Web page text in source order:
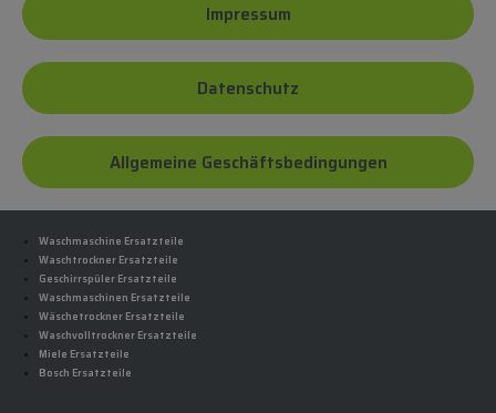
Impressum
Datenschutz
Allgemeine Geschäftsbedingungen
Waschmaschine Ersatzteile
Waschtrockner Ersatzteile
Geschirrspüler Ersatzteile
Waschmaschinen Ersatzteile
Wäschetrockner Ersatzteile
Waschvolltrockner Ersatzteile
Miele Ersatzteile
Bosch Ersatzteile